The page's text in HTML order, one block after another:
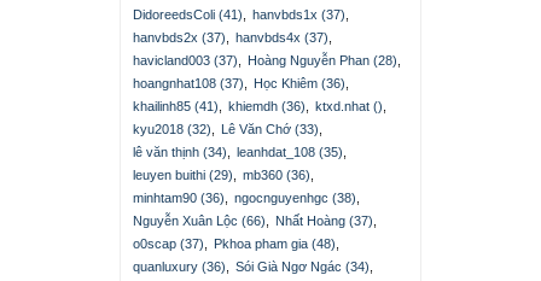
DidoreedsColi (41)
hanvbds1x (37)
hanvbds2x (37)
hanvbds4x (37)
havicland003 (37)
Hoàng Nguyễn Phan (28)
hoangnhat108 (37)
Học Khiêm (36)
khailinh85 (41)
khiemdh (36) ktxd.nhat ()
kyu2018 (32)
Lê Văn Chớ (33)
lê văn thịnh (34)
leanhdat_108 (35)
leuyen buithi (29)
mb360 (36)
minhtam90 (36)
ngocnguyenhgc (38)
Nguyễn Xuân Lộc (66)
Nhất Hoàng (37)
o0scap (37)
Pkhoa pham gia (48)
quanluxury (36)
Sói Già Ngơ Ngác (34)